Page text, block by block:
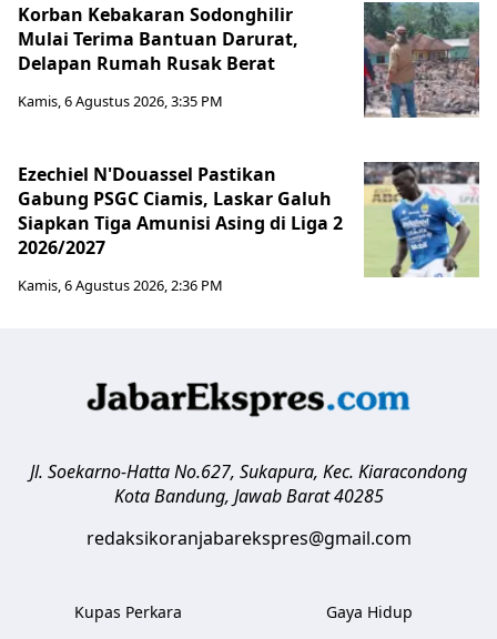
Korban Kebakaran Sodonghilir
Mulai Terima Bantuan Darurat,
Delapan Rumah Rusak Berat
Kamis, 6 Agustus 2026, 3:35 PM
Ezechiel N'Douassel Pastikan
Gabung PSGC Ciamis, Laskar Galuh
Siapkan Tiga Amunisi Asing di Liga 2
2026/2027
Kamis, 6 Agustus 2026, 2:36 PM
Jl. Soekarno-Hatta No.627, Sukapura, Kec. Kiaracondong
Kota Bandung, Jawab Barat 40285
redaksikoranjabarekspres@gmail.com
Kupas Perkara Gaya Hidup